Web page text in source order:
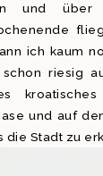
und
ich kaum
riesig
und auf
die Stadt zu